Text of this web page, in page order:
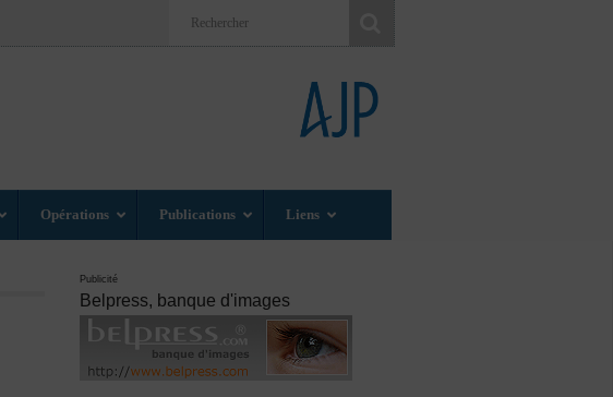
Opérations Publications Liens
Publicité
Belpress, banque d'images